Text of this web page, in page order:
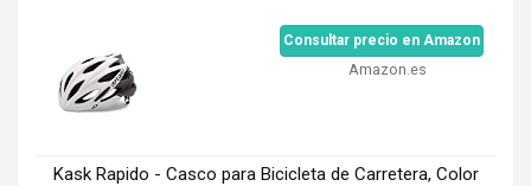
Consultar precio en Amazon
Amazon.es
Kask Rapido - Casco para Bicicleta de Carretera, Color